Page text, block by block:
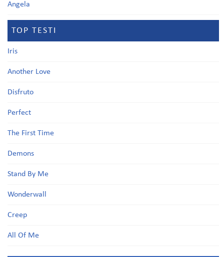
Angela
TOP TESTI
Iris
Another Love
Disfruto
Perfect
The First Time
Demons
Stand By Me
Wonderwall
Creep
All Of Me